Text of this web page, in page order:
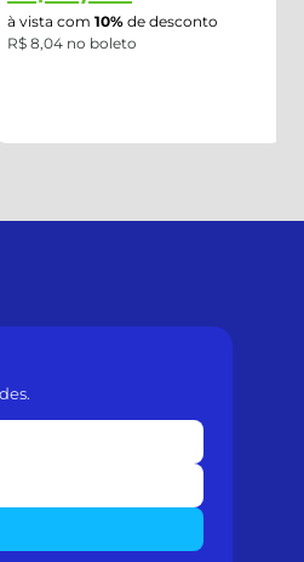
à vista com10%de desconto
R$ 8,04 no boleto